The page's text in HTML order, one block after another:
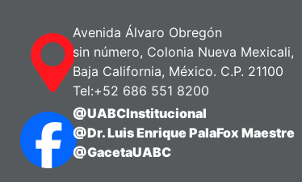
Avenida Álvaro Obregón
sin número, Colonia Nueva Mexicali,
Baja California, México. C.P. 21100
Tel:+52 686 551 8200
@UABCInstitucional
@Dr. Luis Enrique PalaFox Maestre
@GacetaUABC